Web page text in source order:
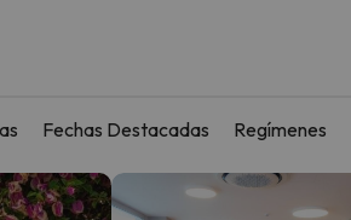
Fechas Destacadas Regímenes